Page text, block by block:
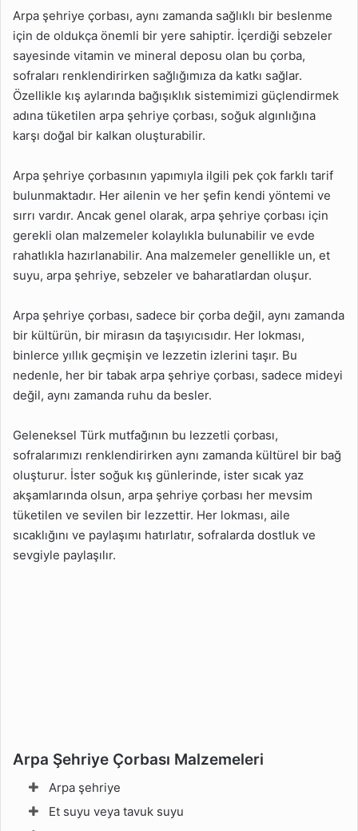
Arpa şehriye çorbası, aynı zamanda sağlıklı bir beslenme
için de oldukça önemli bir yere sahiptir. İçerdiği sebzeler
sayesinde vitamin ve mineral deposu olan bu çorba,
sofraları renklendirirken sağlığımıza da katkı sağlar.
Özellikle kış aylarında bağışıklık sistemimizi güçlendirmek
adına tüketilen arpa şehriye çorbası, soğuk algınlığına
karşı doğal bir kalkan oluşturabilir.
Arpa şehriye çorbasının yapımıyla ilgili pek çok farklı tarif
bulunmaktadır. Her ailenin ve her şefin kendi yöntemi ve
sırrı vardır. Ancak genel olarak, arpa şehriye çorbası için
gerekli olan malzemeler kolaylıkla bulunabilir ve evde
rahatlıkla hazırlanabilir. Ana malzemeler genellikle un, et
suyu, arpa şehriye, sebzeler ve baharatlardan oluşur.
Arpa şehriye çorbası, sadece bir çorba değil, aynı zamanda
bir kültürün, bir mirasın da taşıyıcısıdır. Her lokması,
binlerce yıllık geçmişin ve lezzetin izlerini taşır. Bu
nedenle, her bir tabak arpa şehriye çorbası, sadece mideyi
değil, aynı zamanda ruhu da besler.
Geleneksel Türk mutfağının bu lezzetli çorbası,
sofralarımızı renklendirirken aynı zamanda kültürel bir bağ
oluşturur. İster soğuk kış günlerinde, ister sıcak yaz
akşamlarında olsun, arpa şehriye çorbası her mevsim
tüketilen ve sevilen bir lezzettir. Her lokması, aile
sıcaklığını ve paylaşımı hatırlatır, sofralarda dostluk ve
sevgiyle paylaşılır.
Arpa Şehriye Çorbası Malzemeleri
Arpa şehriye
Et suyu veya tavuk suyu